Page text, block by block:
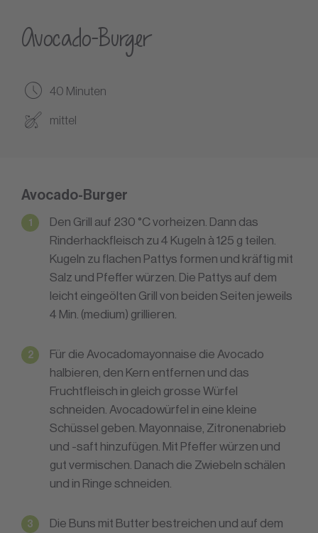
Avocado-Burger
40 Minuten
mittel
Avocado-Burger
Den Grill auf 230 °C vorheizen. Dann das
Rinderhackfleisch zu 4 Kugeln à 125 g teilen.
Kugeln zu flachen Pattys formen und kräftig mit
Salz und Pfeffer würzen. Die Pattys auf dem
leicht eingeölten Grill von beiden Seiten jeweils
4 Min. (medium) grillieren.
Für die Avocadomayonnaise die Avocado
halbieren, den Kern entfernen und das
Fruchtfleisch in gleich grosse Würfel
schneiden. Avocadowürfel in eine kleine
Schüssel geben. Mayonnaise, Zitronenabrieb
und -saft hinzufügen. Mit Pfeffer würzen und
gut vermischen. Danach die Zwiebeln schälen
und in Ringe schneiden.
Die Buns mit Butter bestreichen und auf dem